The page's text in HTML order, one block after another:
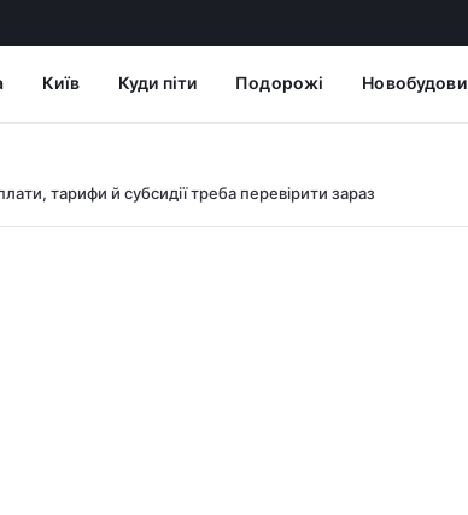
Київ Куди піти Подорожі Новобудови
тарифи й субсидії треба перевірити зараз